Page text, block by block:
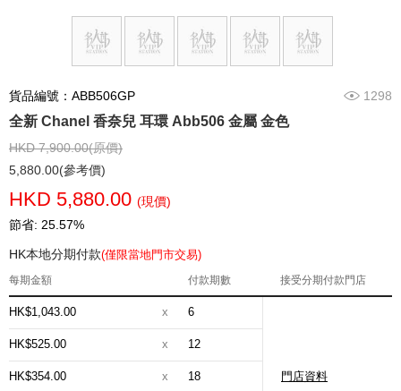
貨品編號：ABB506GP 1298
全新 Chanel 香奈兒 耳環 Abb506 金屬 金色
HKD 7,900.00(原價)
5,880.00(參考價)
HKD 5,880.00 (現價)
節省: 25.57%
HK本地分期付款(僅限當地門市交易)
每期金額 付款期數 接受分期付款門店
HK$1,043.00 x 6
門店資料
HK$525.00 x 12
HK$354.00 x 18